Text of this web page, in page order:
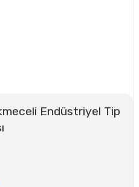
Endüstriyel Tip